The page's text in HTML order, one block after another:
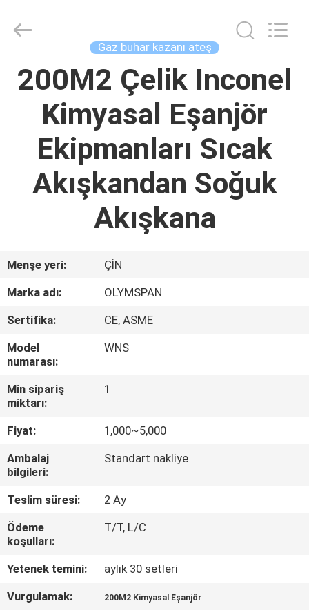
EV
ÜRÜN:%
HAKKIMIZDA
KALITE
KONTROL
BIZIMLE
ILETIŞIME
GEÇIN
HABERLER
BIR
TEKLIF
ISTEĞI
SITE
Rights
Gaz buhar kazanı ateş
200M2 Çelik Inconel
Kimyasal Eşanjör
Ekipmanları Sıcak
Akışkandan Soğuk
Akışkana
Menşe yeri:
ÇİN
Marka adı:
OLYMSPAN
Sertifika:
CE, ASME
Model
numarası:
WNS
Min sipariş
miktarı:
1
Fiyat:
1,000~5,000
Ambalaj
bilgileri:
Standart nakliye
Teslim süresi:
2 Ay
Ödeme
koşulları:
T/T, L/C
Yetenek temini:
aylık 30 setleri
Vurgulamak:
200M2 Kimyasal Eşanjör